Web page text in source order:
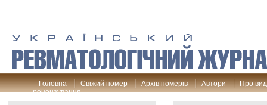
Головна Свіжий номер Архів номерів Автори
Про
рецензування